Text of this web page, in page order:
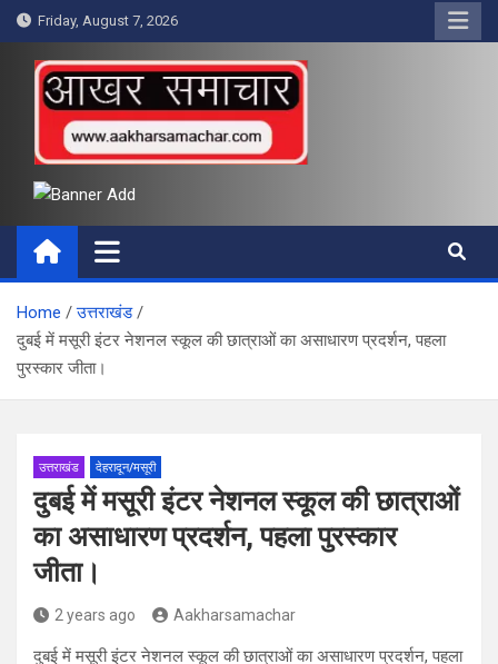
Skip
to
content
Friday, August 7, 2026
आखर समाचार
Home
उत्तराखंड
दुबई में मसूरी इंटर नेशनल स्कूल की छात्राओं का असाधारण प्रदर्शन, पहला
पुरस्कार जीता।
उत्तराखंड देहरादून/मसूरी
दुबई में मसूरी इंटर नेशनल स्कूल की छात्राओं
का असाधारण प्रदर्शन, पहला पुरस्कार
जीता।
2 years ago Aakharsamachar
दुबई में मसूरी इंटर नेशनल स्कूल की छात्राओं का असाधारण प्रदर्शन, पहला